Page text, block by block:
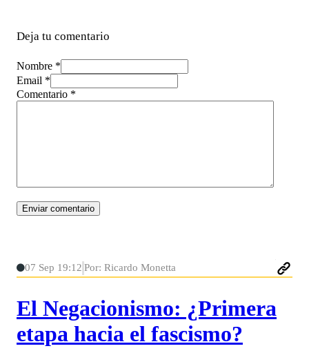
Deja tu comentario
Nombre *
Email *
Comentario *
07 Sep 19:12 Por: Ricardo Monetta
El Negacionismo: ¿Primera
etapa hacia el fascismo?